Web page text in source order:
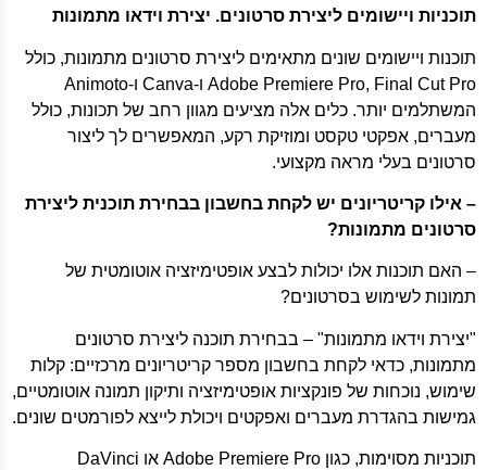
תוכניות ויישומים ליצירת סרטונים. יצירת וידאו מתמונות
תוכנות ויישומים שונים מתאימים ליצירת סרטונים מתמונות, כולל
Adobe Premiere Pro, Final Cut Pro ו-Canva ו-Animoto
המשתלמים יותר. כלים אלה מציעים מגוון רחב של תכונות, כולל
מעברים, אפקטי טקסט ומוזיקת ​​רקע, המאפשרים לך ליצור
סרטונים בעלי מראה מקצועי.
– אילו קריטריונים יש לקחת בחשבון בבחירת תוכנית ליצירת
סרטונים מתמונות?
– האם תוכנות אלו יכולות לבצע אופטימיזציה אוטומטית של
תמונות לשימוש בסרטונים?
"יצירת וידאו מתמונות" – בבחירת תוכנה ליצירת סרטונים
מתמונות, כדאי לקחת בחשבון מספר קריטריונים מרכזיים: קלות
שימוש, נוכחות של פונקציות אופטימיזציה ותיקון תמונה אוטומטיים,
גמישות בהגדרת מעברים ואפקטים ויכולת לייצא לפורמטים שונים.
תוכניות מסוימות, כגון Adobe Premiere Pro או DaVinci